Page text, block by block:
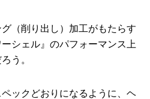
（削り出し）加工がもたらす
シェル』のパフォーマンス上
う。
ックどおりになるように、ヘ